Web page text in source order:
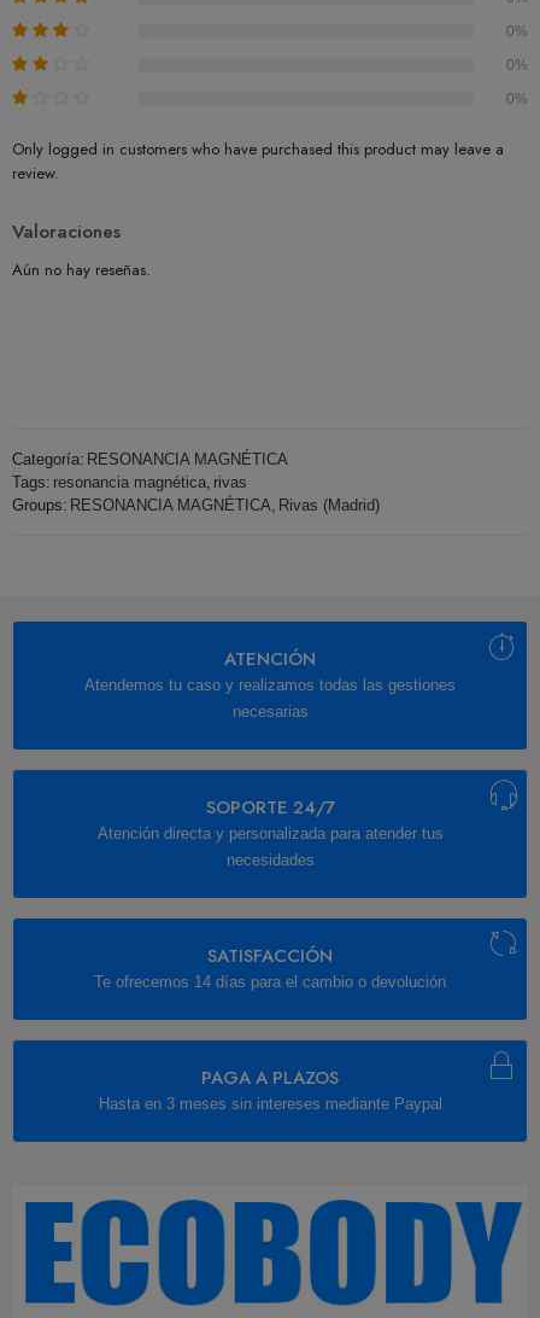
0%
0%
0%
Only logged in customers who have purchased this product may leave a
review.
Valoraciones
Aún no hay reseñas.
Categoría: RESONANCIA MAGNÉTICA
Tags: resonancia magnética rivas
Groups: RESONANCIA MAGNÉTICA Rivas (Madrid)
ATENCIÓN
Atendemos tu caso y realizamos todas las gestiones
necesarias
SOPORTE 24/7
Atención directa y personalizada para atender tus
necesidades
SATISFACCIÓN
Te ofrecemos 14 días para el cambio o devolución
PAGA A PLAZOS
Hasta en 3 meses sin intereses mediante Paypal